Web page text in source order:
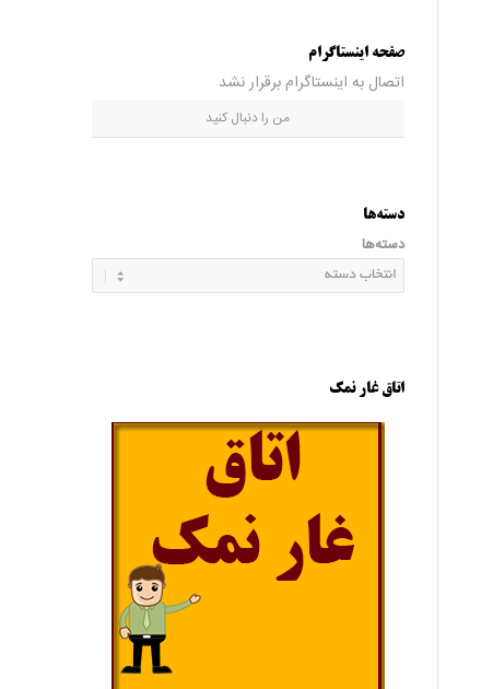
صفحه اینستاگرام
اتصال به اینستاگرام برقرار نشد
من را دنبال کنید
دسته‌ها
دسته‌ها
اتاق غار نمک